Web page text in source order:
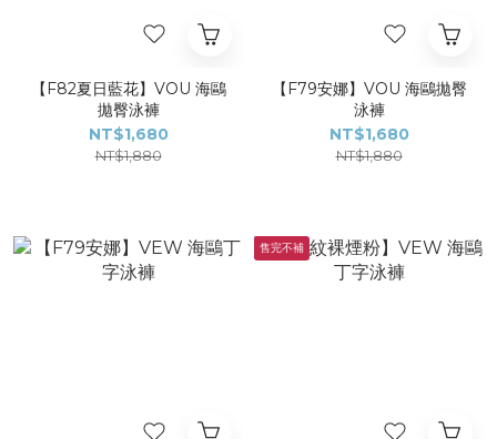
【F82夏日藍花】VOU 海鷗
拋臀泳褲
NT$1,680
NT$1,880
【F79安娜】VOU 海鷗拋臀
泳褲
NT$1,680
NT$1,880
售完不補